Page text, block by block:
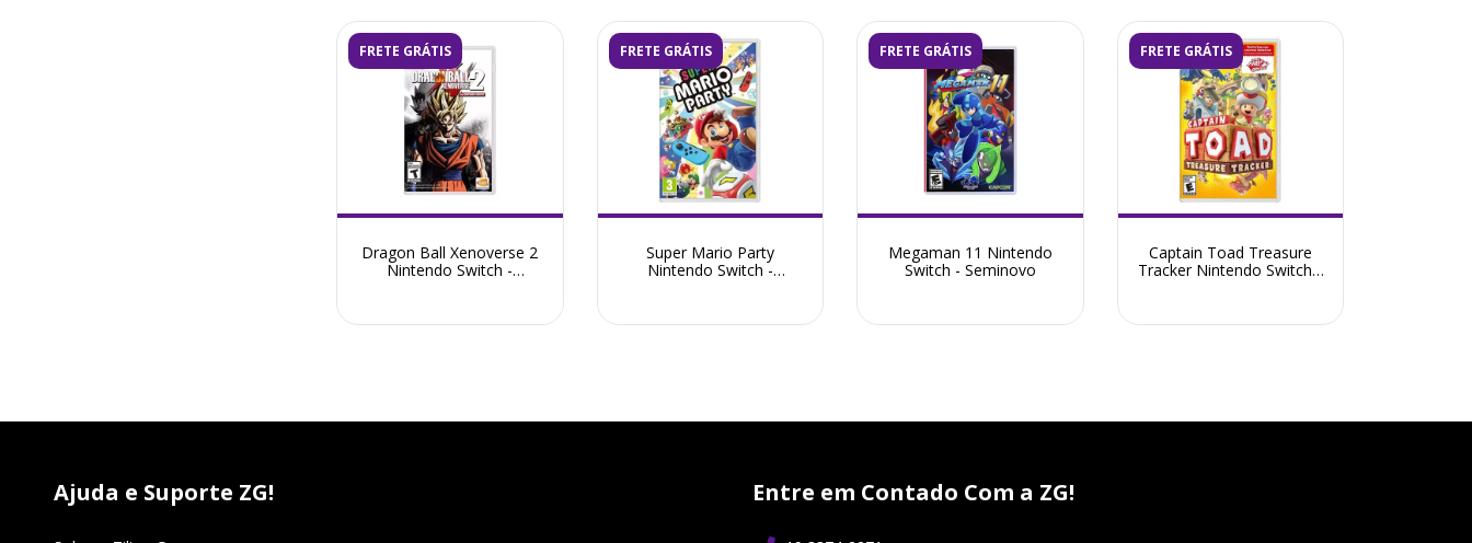
FRETE GRÁTIS
Dragon Ball Xenoverse 2
Nintendo Switch -
FRETE GRÁTIS
Super Mario Party
Nintendo Switch -
FRETE GRÁTIS
Megaman 11 Nintendo
Switch - Seminovo
FRETE GRÁTIS
Captain Toad Treasure
Tracker Nintendo Switch -
Ajuda e Suporte ZG! Entre em Contado Com a ZG!